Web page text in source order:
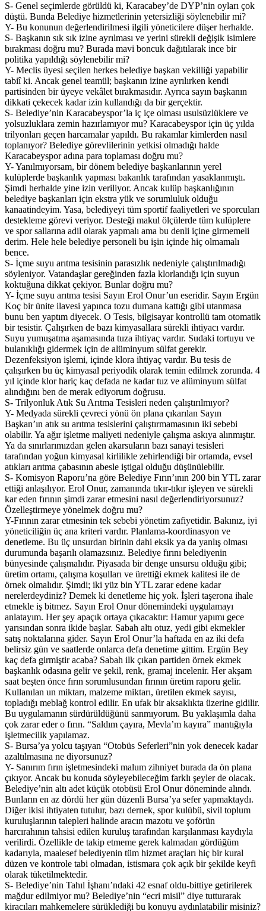
S- Genel seçimlerde görüldü ki, Karacabey’de DYP’nin oyları çok
düştü. Bunda Belediye hizmetlerinin yetersizliği söylenebilir mi?
Y- Bu konunun değerlendirilmesi ilgili yöneticilere düşer herhalde.
S- Başkanın sık sık izine ayrılması ve yerini sürekli değişik isimlere
bırakması doğru mu? Burada mavi boncuk dağıtılarak ince bir
politika yapıldığı söylenebilir mi?
Y- Meclis üyesi seçilen herkes belediye başkan vekilliği yapabilir
tabiî ki. Ancak genel teamül; başkanın izine ayrılırken kendi
partisinden bir üyeye vekâlet bırakmasıdır. Ayrıca sayın başkanın
dikkati çekecek kadar izin kullandığı da bir gerçektir.
S- Belediye’nin Karacabeyspor’la iç içe olması usulsüzlüklere ve
yolsuzluklara zemin hazırlamıyor mu? Karacabeyspor için üç yılda
trilyonları geçen harcamalar yapıldı. Bu rakamlar kimlerden nasıl
toplanıyor? Belediye görevlilerinin yetkisi olmadığı halde
Karacabeyspor adına para toplaması doğru mu?
Y- Yanılmıyorsam, bir dönem belediye başkanlarının yerel
kulüplerde başkanlık yapması bakanlık tarafından yasaklanmıştı.
Şimdi herhalde yine izin veriliyor. Ancak kulüp başkanlığının
belediye başkanları için ekstra yük ve sorumluluk olduğu
kanaatindeyim. Yasa, belediyeyi tüm sportif faaliyetleri ve sporcuları
destekleme görevi veriyor. Desteği makul ölçülerde tüm kulüplere
ve spor sallarına adil olarak yapmalı ama bu denli içine girmemeli
derim. Hele hele belediye personeli bu işin içinde hiç olmamalı
bence.
S- İçme suyu arıtma tesisinin parasızlık nedeniyle çalıştırılmadığı
söyleniyor. Vatandaşlar gereğinden fazla klorlandığı için suyun
koktuğuna dikkat çekiyor. Bunlar doğru mu?
Y- İçme suyu arıtma tesisi Sayın Erol Onur’un eseridir. Sayın Ergün
Koç bir ünite ilavesi yapınca tozu dumana kattığı gibi utanmasa
bunu ben yaptım diyecek. O Tesis, bilgisayar kontrollü tam otomatik
bir tesistir. Çalışırken de bazı kimyasallara sürekli ihtiyacı vardır.
Suyu yumuşatma aşamasında tuza ihtiyaç vardır. Sudaki tortuyu ve
bulanıklığı gidermek için de alüminyum sülfat gerekir.
Dezenfeksiyon işlemi, içinde klora ihtiyaç vardır. Bu tesis de
çalışırken bu üç kimyasal periyodik olarak temin edilmek zorunda. 4
yıl içinde klor hariç kaç defada ne kadar tuz ve alüminyum sülfat
alındığını ben de merak ediyorum doğrusu.
S- Trilyonluk Atık Su Arıtma Tesisleri neden çalıştırılmıyor?
Y- Medyada sürekli çevreci yönü ön plana çıkarılan Sayın
Başkan’ın atık su arıtma tesislerini çalıştırmamasının iki sebebi
olabilir. Ya ağır işletme maliyeti nedeniyle çalışma askıya alınmıştır.
Ya da sınırlarımızdan gelen akarsuların bazı sanayi tesisleri
tarafından yoğun kimyasal kirlilikle zehirlendiği bir ortamda, evsel
atıkları arıtma çabasının abesle iştigal olduğu düşünülebilir.
S- Komisyon Raporu’na göre Belediye Fırın’ının 200 bin YTL zarar
ettiği anlaşılıyor. Erol Onur, zamanında tıkır-tıkır işleyen ve sürekli
kar eden fırının şimdi zarar etmesini nasıl değerlendiriyorsunuz?
Özelleştirmeye yönelmek doğru mu?
Y-Fırının zarar etmesinin tek sebebi yönetim zafiyetidir. Bakınız, iyi
yöneticiliğin üç ana kriteri vardır. Planlama-koordinasyon ve
denetleme. Bu üç unsurdan birinin dahi eksik ya da yanlış olması
durumunda başarılı olamazsınız. Belediye fırını belediyenin
bünyesinde çalışmalıdır. Piyasada bir denge unsursu olduğu gibi;
üretim ortamı, çalışma koşulları ve ürettiği ekmek kalitesi ile de
örnek olmalıdır. Şimdi; iki yüz bin YTL zarar edene kadar
nerelerdeydiniz? Demek ki denetleme hiç yok. İşleri taşerona ihale
etmekle iş bitmez. Sayın Erol Onur dönemindeki uygulamayı
anlatayım. Her şey apaçık ortaya çıkacaktır: Hamur yapımı gece
yarısından sonra ikide başlar. Sabah altı otuz, yedi gibi ekmekler
satış noktalarına gider. Sayın Erol Onur’la haftada en az iki defa
belirsiz gün ve saatlerde onlarca defa denetime gittim. Ergün Bey
kaç defa girmiştir acaba? Sabah ilk çıkan partiden örnek ekmek
başkanlık odasına gelir ve şekil, renk, gramaj incelenir. Her akşam
saat beşten önce fırın sorumlusundan fırının üretim raporu gelir.
Kullanılan un miktarı, malzeme miktarı, üretilen ekmek sayısı,
topladığı meblağ kontrol edilir. En ufak bir aksaklıkta üzerine gidilir.
Bu uygulamanın sürdürüldüğünü sanmıyorum. Bu yaklaşımla daha
çok zarar eder o fırın. “Saldım çayıra, Mevla’m kayıra” mantığıyla
işletmecilik yapılamaz.
S- Bursa’ya yolcu taşıyan “Otobüs Seferleri”nin yok denecek kadar
azaltılmasına ne diyorsunuz?
Y- Sanırım fırın işletmesindeki malum zihniyet burada da ön plana
çıkıyor. Ancak bu konuda söyleyebileceğim farklı şeyler de olacak.
Belediye’nin altı adet küçük otobüsü Erol Onur döneminde alındı.
Bunların en az dördü her gün düzenli Bursa’ya sefer yapmaktaydı.
Diğer ikisi ihtiyaten tutulur, bazı dernek, spor kulübü, sivil toplum
kuruluşlarının talepleri halinde aracın mazotu ve şoförün
harcırahının tahsisi edilen kuruluş tarafından karşılanması kaydıyla
verilirdi. Özellikle de takip etmeme gerek kalmadan gördüğüm
kadarıyla, maalesef belediyenin tüm hizmet araçları hiç bir kural
düzen ve kontrole tabi olmadan, istismara çok açık bir şekilde keyfi
olarak tüketilmektedir.
S- Belediye’nin Tahıl İşhanı’ndaki 42 esnaf oldu-bittiye getirilerek
mağdur edilmiyor mu? Belediye’nin “ecri misil” diye tutturarak
kiracıları mahkemelere sürüklediği bu konuyu aydınlatabilir misiniz?